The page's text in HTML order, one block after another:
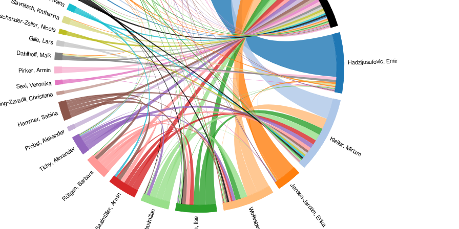
Hadzijusufovic, Emir
Kleiter, Miriam
Jensen-Jarolim, Erika
Saalmüller, Armin
Rütgen, Barbara
Tichy, Alexander
Probst, Alexander
Hammer, Sabina
Zavadil, Christiana
Sexl, Veronika
Pirker, Armin
Dahlhoff, Maik
Gille, Lars
Zeller, Nicole
Slavnitsch, Katharina